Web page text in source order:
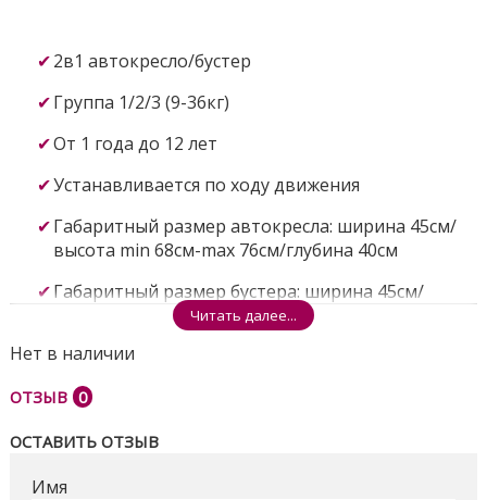
2в1 автокресло/бустер
Группа 1/2/3 (9-36кг)
От 1 года до 12 лет
Устанавливается по ходу движения
Габаритный размер автокресла: ширина 45см/
высота min 68см-max 76см/глубина 40см
Габаритный размер бустера: ширина 45см/
высота 19см/глубина 40см
5-ти точечный ремень безопасности
Регулируемый подголовник, 4 положения
Съемный матрасик-вкладыш
Съемные чехлы
Читать далее...
Нет в наличии
ОТЗЫВ 0
ОСТАВИТЬ ОТЗЫВ
Имя